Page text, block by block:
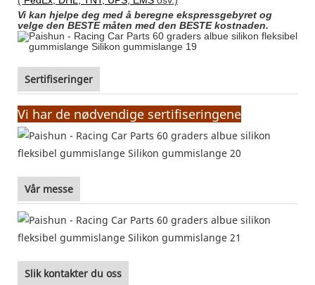
Vi kan hjelpe deg med å beregne ekspressgebyret og
velge den BESTE måten med den BESTE kostnaden.
Sertifiseringer
Vi har de nødvendige sertifiseringene
Vår messe
Slik kontakter du oss